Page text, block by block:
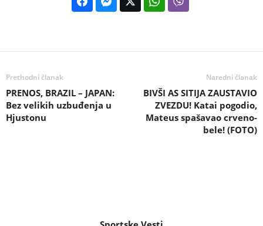
Prethodni članak
PRENOS, BRAZIL – JAPAN:
Bez velikih uzbuđenja u
Hjustonu
Naredni članak
BIVŠI AS SITIJA ZAUSTAVIO
ZVEZDU! Katai pogodio,
Mateus spašavao crveno-
bele! (FOTO)